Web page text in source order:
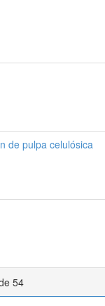
de pulpa celulósica
54